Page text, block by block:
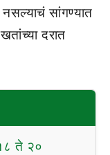
नसल्याचं सांगण्यात
दरात
ते २०